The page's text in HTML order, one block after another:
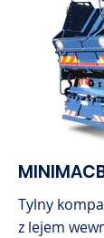
Tylny
z lejem